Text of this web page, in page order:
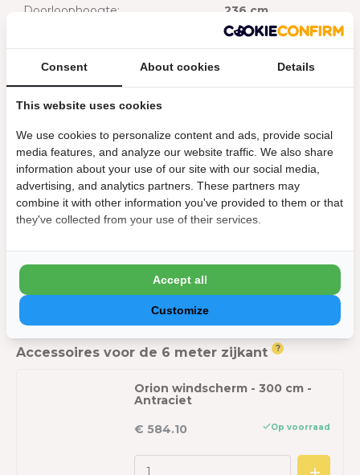
Doorloophoogte: 236 cm
Algemeen
Merk: Orion
Kleur
Kleur: Antraciet
Kleurcode: RAL 7015
Stel jouw bundeldeal samen:
Accessoires voor de 6 meter zijkant ?
Orion windscherm - 300 cm -
Antraciet
€ 584.10
Op voorraad
Consent About cookies Details
This website uses cookies
We use cookies to personalize content and ads, provide social
media features, and analyze our website traffic. We also share
information about your use of our site with our social media,
advertising, and analytics partners. These partners may
combine it with other information you've provided to them or that
they've collected from your use of their services.
Customize
Accept all